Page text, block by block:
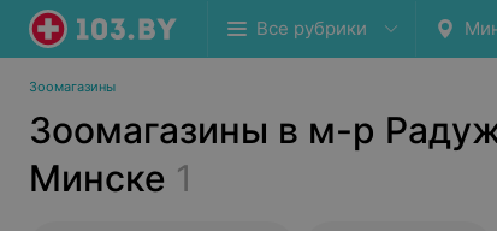
Все рубрики
Зоомагазины
Зоомагазины в м-р
Минске 1